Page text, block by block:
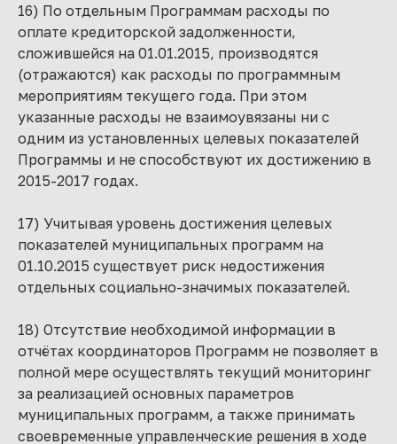
16) По отдельным Программам расходы по
оплате кредиторской задолженности,
сложившейся на 01.01.2015, производятся
(отражаются) как расходы по программным
мероприятиям текущего года. При этом
указанные расходы не взаимоувязаны ни с
одним из установленных целевых показателей
Программы и не способствуют их достижению в
2015-2017 годах.
17) Учитывая уровень достижения целевых
показателей муниципальных программ на
01.10.2015 существует риск недостижения
отдельных социально-значимых показателей.
18) Отсутствие необходимой информации в
отчётах координаторов Программ не позволяет в
полной мере осуществлять текущий мониторинг
за реализацией основных параметров
муниципальных программ, а также принимать
своевременные управленческие решения в ходе